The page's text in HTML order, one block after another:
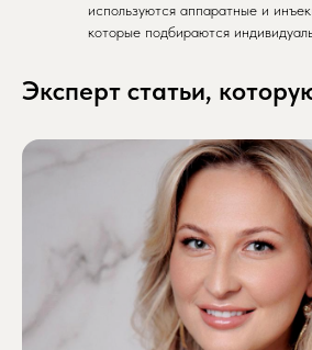
используются аппаратные и
которые подбираются
Эксперт статьи,